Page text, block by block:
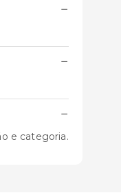
−
−
−
e categoria.